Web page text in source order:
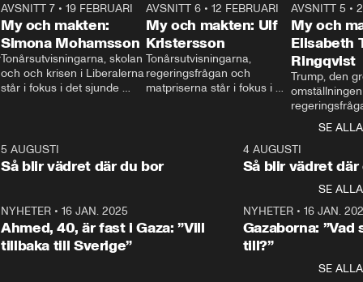
24:30
AVSNITT 7• 19 FEBRUARI
My och makten:
Simona Mohamsson
Tonårsutvisningarna, skolan
och och krisen i Liberalerna
står i fokus i det sjunde
kommentator My
Rohwedder ställer
utbildnings- och
Mohamsson till svars.
27:30
AVSNITT 6 •12 FEBRUARI
My och makten: Ulf
Kristersson
Tonårsutvisningarna,
regeringsfrågan och
matpriserna står i fokus i
Rohwedder ställer
statsminister Ulf Kristersson
AVSNITT 5 •
My och
Elisabeth
Ringqvist
Trump, den
centrum i
avsnittet av
Makten”. Se
Aftonbladets
Rohwedder
Thand Ring
SE ALLA
5 AUGUSTI
Så blir vädret där du bor
4 AUGUSTI
Så blir vädret där
SE ALLA
NYHETER• 16 JAN. 2025
Ahmed, 40, är fast i Gaza: ”Vill
tillbaka till Sverige”
NYHETER• 16 JAN.
Gazaborna:
till?”
SE ALLA